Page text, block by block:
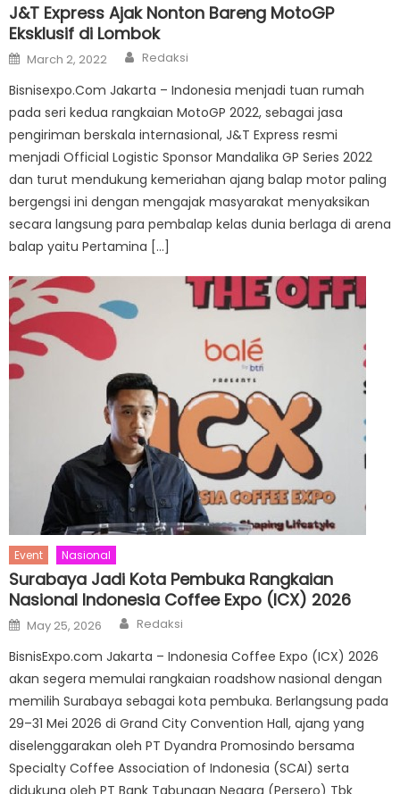
J&T Express Ajak Nonton Bareng MotoGP
Eksklusif di Lombok
Posted
on
March 2, 2022 Author
Redaksi
Bisnisexpo.Com Jakarta – Indonesia menjadi tuan rumah
pada seri kedua rangkaian MotoGP 2022, sebagai jasa
pengiriman berskala internasional, J&T Express resmi
menjadi Official Logistic Sponsor Mandalika GP Series 2022
dan turut mendukung kemeriahan ajang balap motor paling
bergengsi ini dengan mengajak masyarakat menyaksikan
secara langsung para pembalap kelas dunia berlaga di arena
balap yaitu Pertamina […]
Event Nasional
Surabaya Jadi Kota Pembuka Rangkaian
Nasional Indonesia Coffee Expo (ICX) 2026
Posted
on
May 25, 2026 Author
Redaksi
BisnisExpo.com Jakarta – Indonesia Coffee Expo (ICX) 2026
akan segera memulai rangkaian roadshow nasional dengan
memilih Surabaya sebagai kota pembuka. Berlangsung pada
29–31 Mei 2026 di Grand City Convention Hall, ajang yang
diselenggarakan oleh PT Dyandra Promosindo bersama
Specialty Coffee Association of Indonesia (SCAI) serta
didukung oleh PT Bank Tabungan Negara (Persero) Tbk